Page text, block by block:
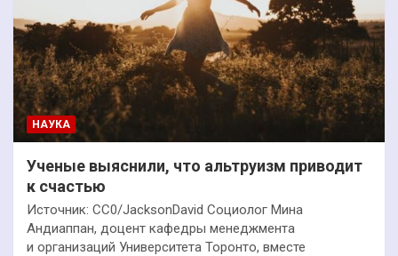
НАУКА
Ученые выяснили, что альтруизм приводит
к счастью
Источник: СС0/JacksonDavid Социолог Мина
Андиаппан, доцент кафедры менеджмента
и организаций Университета Торонто, вместе